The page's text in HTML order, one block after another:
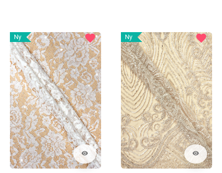
Ny
visibility
favorite Ny
visibility
favorite